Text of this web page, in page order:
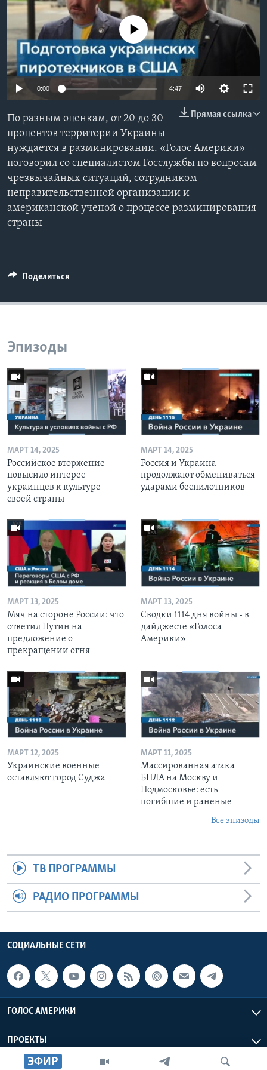
Learning English
СОЦИАЛЬНЫЕ СЕТИ
ЭФИР
No media source currently available
0:00 4:47
Прямая ссылка
По разным оценкам, от 20 до 30
процентов территории Украины
нуждается в разминировании. «Голос Америки»
поговорил со специалистом Госслужбы по вопросам
чрезвычайных ситуаций, сотрудником
неправительственной организации и
американской ученой о процессе разминирования
страны
Поделиться
Эпизоды
МАРТ 14, 2025
Российское вторжение
повысило интерес
украинцев к культуре
своей страны
МАРТ 14, 2025
Россия и Украина
продолжают обмениваться
ударами беспилотников
МАРТ 13, 2025
Мяч на стороне России: что
ответил Путин на
предложение о
прекращении огня
МАРТ 13, 2025
Сводки 1114 дня войны - в
дайджесте «Голоса
Америки»
МАРТ 12, 2025
Украинские военные
оставляют город Суджа
МАРТ 11, 2025
Массированная атака
БПЛА на Москву и
Подмосковье: есть
погибшие и раненые
Все эпизоды
ТВ ПРОГРАММЫ
РАДИО ПРОГРАММЫ
СОЦИАЛЬНЫЕ СЕТИ
ГОЛОС АМЕРИКИ
ПРОЕКТЫ